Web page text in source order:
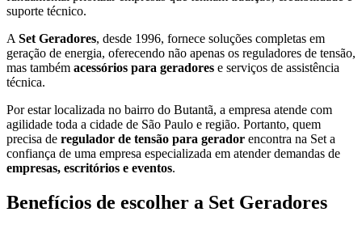
suporte técnico.
A Set Geradores, desde 1996, fornece soluções completas em
geração de energia, oferecendo não apenas os reguladores de tensão,
mas também acessórios para geradores e serviços de assistência
técnica.
Por estar localizada no bairro do Butantã, a empresa atende com
agilidade toda a cidade de São Paulo e região. Portanto, quem
precisa de regulador de tensão para gerador encontra na Set a
confiança de uma empresa especializada em atender demandas de
empresas, escritórios e eventos.
Benefícios de escolher a Set Geradores